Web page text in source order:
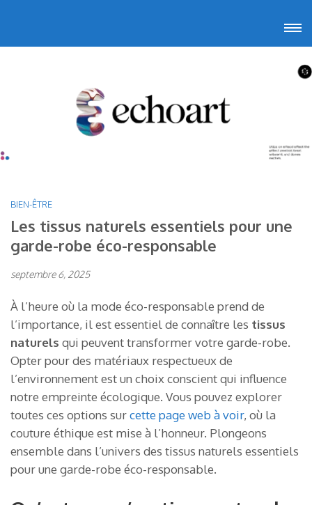
contenu
BIEN-ÊTRE
Les tissus naturels essentiels pour une
garde-robe éco-responsable
septembre 6, 2025
À l’heure où la mode éco-responsable prend de
l’importance, il est essentiel de connaître les tissus
naturels qui peuvent transformer votre garde-robe.
Opter pour des matériaux respectueux de
l’environnement est un choix conscient qui influence
notre empreinte écologique. Vous pouvez explorer
toutes ces options surcette page web à voir, où la
couture éthique est mise à l’honneur. Plongeons
ensemble dans l’univers des tissus naturels essentiels
pour une garde-robe éco-responsable.